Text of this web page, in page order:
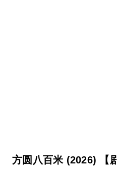
方圆八百米 (2026) 【